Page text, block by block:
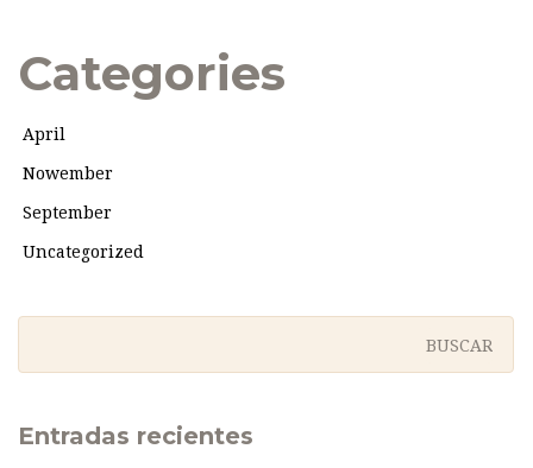
Categories
April
Nowember
September
Uncategorized
Entradas recientes